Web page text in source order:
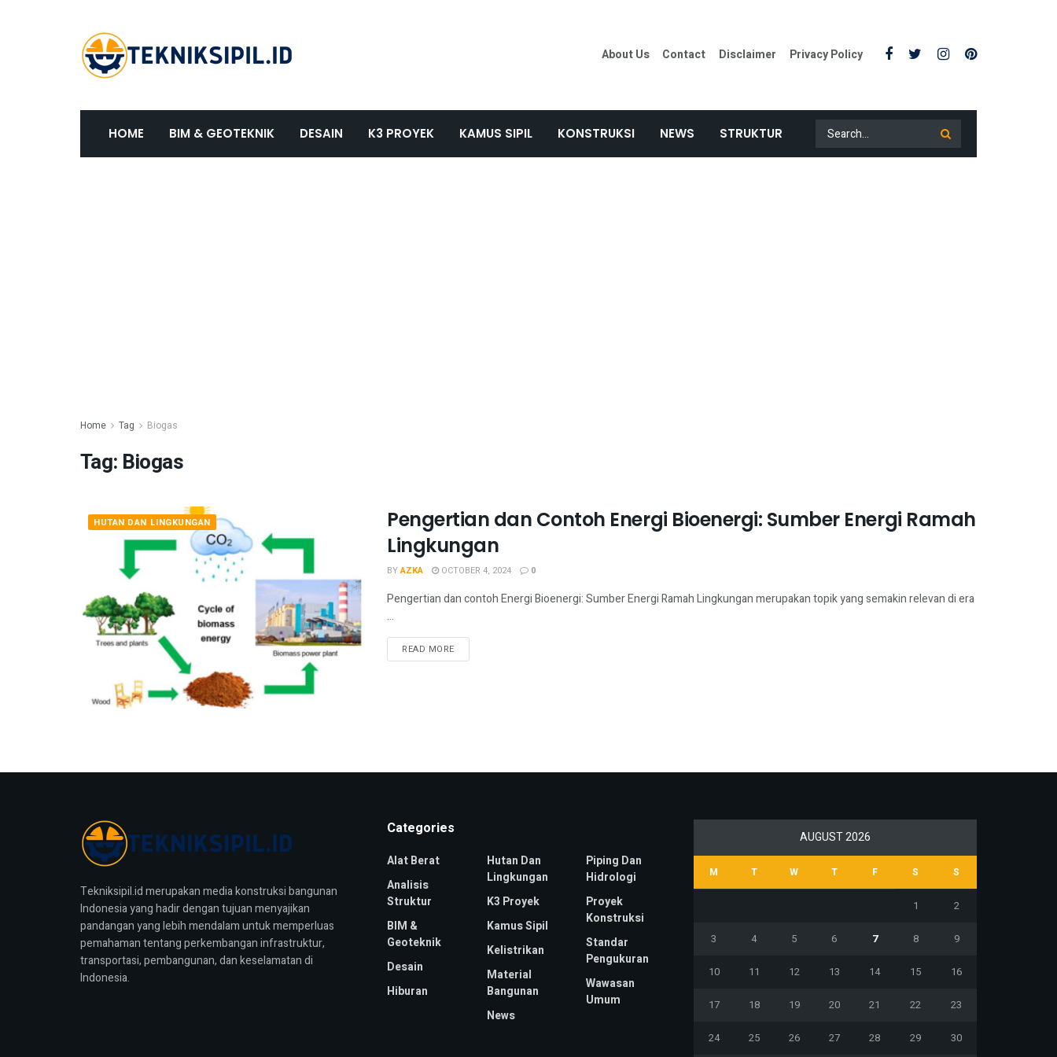
About Us Contact Disclaimer Privacy Policy
HOME BIM & GEOTEKNIK DESAIN K3 PROYEK KAMUS SIPIL KONSTRUKSI NEWS STRUKTUR
Home Tag Biogas
Tag: Biogas
HUTAN DAN LINGKUNGAN
Pengertian dan Contoh Energi Bioenergi: Sumber Energi Ramah
Lingkungan
BYAZKA OCTOBER 4, 2024 0
Pengertian dan contoh Energi Bioenergi: Sumber Energi Ramah Lingkungan merupakan topik yang semakin relevan di era
...
READ MORE
Tekniksipil.id merupakan media konstruksi bangunan
Indonesia yang hadir dengan tujuan menyajikan
pandangan yang lebih mendalam untuk memperluas
pemahaman tentang perkembangan infrastruktur,
transportasi, pembangunan, dan keselamatan di
Indonesia.
Categories
Alat Berat
Analisis
Struktur
BIM &
Geoteknik
Desain
Hiburan
Hutan Dan
Lingkungan
K3 Proyek
Kamus Sipil
Kelistrikan
Material
Bangunan
News
Piping Dan
Hidrologi
Proyek
Konstruksi
Standar
Pengukuran
Wawasan
Umum
AUGUST 2026
M T W T F S S
1 2
3 4 5 6 7 8 9
10 11 12 13 14 15 16
17 18 19 20 21 22 23
24 25 26 27 28 29 30